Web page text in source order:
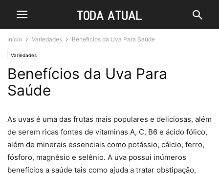
Início Variedades Benefícios da Uva Para Saúde
Variedades
Benefícios da Uva Para
Saúde
As uvas é uma das frutas mais populares e deliciosas, além
de serem ricas fontes de vitaminas A, C, B6 e ácido fólico,
além de minerais essenciais como potássio, cálcio, ferro,
fósforo, magnésio e selênio. A uva possui inúmeros
benefícios a saúde tais como ajuda a tratar obstipação,